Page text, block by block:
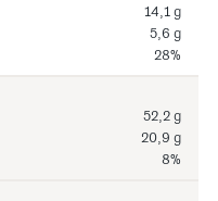
14,1 g
5,6 g
28%
52,2 g
20,9 g
8%